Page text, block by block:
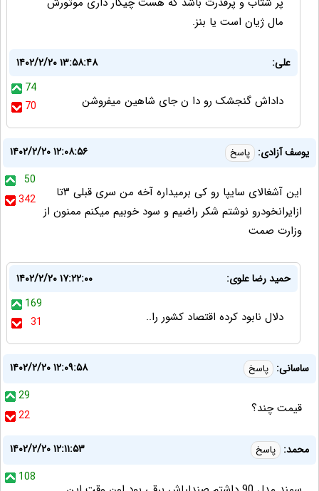
مال ژیان است یا بنز.
علی:
۱۴۰۲/۲/۲۰ ۱۳:۵۸:۴۸
74
70
داداش گنجشک رو دا ن جای شاهین میفروشن
یوسف آزادی: پاسخ
۱۴۰۲/۲/۲۰ ۱۲:۰۸:۵۶
50
342
این آشغالای سایپا رو کی برمیداره آخه من سری قبلی ۳تا
ازایرانخودرو نوشتم شکر راضیم و سود خوبیم میکنم ممنون از
وزارت صمت
حمید رضا علوی:
۱۴۰۲/۲/۲۰ ۱۷:۲۲:۰۰
169
31
دلال نابود کرده اقتصاد کشور را..
ساسانی: پاسخ
۱۴۰۲/۲/۲۰ ۱۲:۰۹:۵۸
29
22
قیمت چند؟
محمد: پاسخ
۱۴۰۲/۲/۲۰ ۱۲:۱۱:۵۳
108